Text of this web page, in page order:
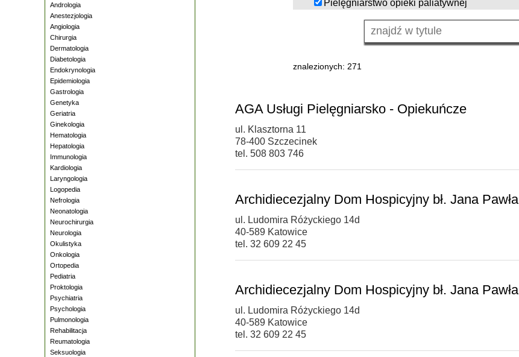
Andrologia
Anestezjologia
Angiologia
Chirurgia
Dermatologia
Diabetologia
Endokrynologia
Epidemiologia
Gastrologia
Genetyka
Geriatria
Ginekologia
Hematologia
Hepatologia
Immunologia
Kardiologia
Laryngologia
Logopedia
Nefrologia
Neonatologia
Neurochirurgia
Neurologia
Okulistyka
Onkologia
Ortopedia
Pediatria
Proktologia
Psychiatria
Psychologia
Pulmonologia
Rehabilitacja
Reumatologia
Seksuologia
Pielęgniarstwo opieki paliatywnej
znalezionych: 271
AGA Usługi Pielęgniarsko - Opiekuńcze
ul. Klasztorna 11
78-400 Szczecinek
tel. 508 803 746
Archidiecezjalny Dom Hospicyjny bł. Jana
ul. Ludomira Różyckiego 14d
40-589 Katowice
tel. 32 609 22 45
Archidiecezjalny Dom Hospicyjny bł. Jana
ul. Ludomira Różyckiego 14d
40-589 Katowice
tel. 32 609 22 45